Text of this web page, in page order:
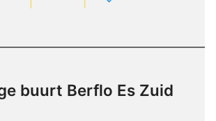
buurt Berflo Es Zuid